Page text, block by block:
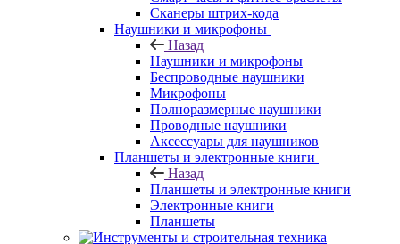
Сканеры штрих-кода
Наушники и микрофоны
Назад
Наушники и микрофоны
Беспроводные наушники
Микрофоны
Полноразмерные наушники
Проводные наушники
Аксессуары для наушников
Планшеты и электронные книги
Назад
Планшеты и электронные книги
Электронные книги
Планшеты